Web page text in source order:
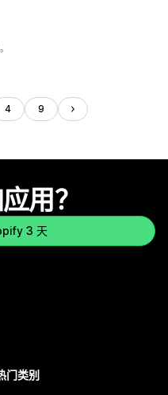
4 9
用？
3 天
门类别